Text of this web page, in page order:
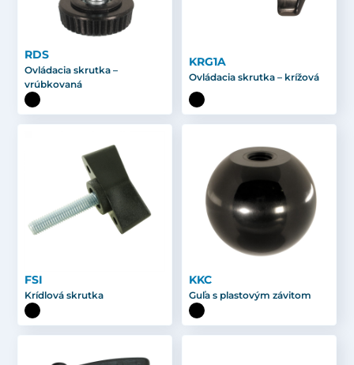
RDS
Ovládacia skrutka –
vrúbkovaná
KRG1A
Ovládacia skrutka – krížová
FSI
Krídlová skrutka
KKC
Guľa s plastovým závitom